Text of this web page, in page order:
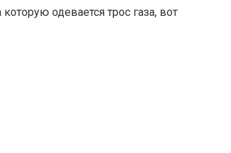
одевается трос газа, вот